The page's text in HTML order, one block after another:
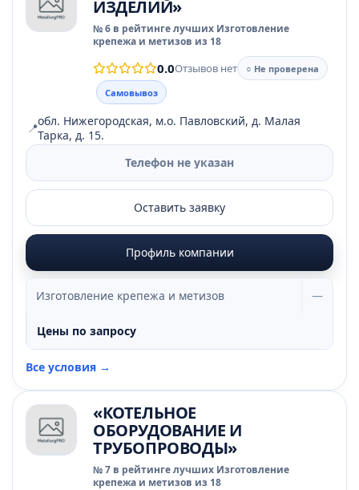
ИЗДЕЛИЙ»
№ 6 в рейтинге лучших Изготовление
крепежа и метизов из 18
0.0Отзывов нет
○ Не проверена
Самовывоз
📍обл. Нижегородская, м.о. Павловский, д. Малая
Тарка, д. 15.
Телефон не указан
Оставить заявку
Профиль компании
Изготовление крепежа и метизов —
Цены по запросу
Все условия →
«КОТЕЛЬНОЕ
ОБОРУДОВАНИЕ И
ТРУБОПРОВОДЫ»
№ 7 в рейтинге лучших Изготовление
крепежа и метизов из 18